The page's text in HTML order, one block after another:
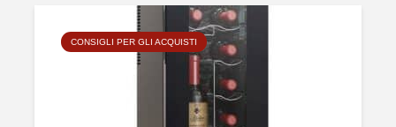
CONSIGLI PER GLI ACQUISTI